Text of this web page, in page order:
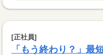
[正社員]
「もう終わり？」最